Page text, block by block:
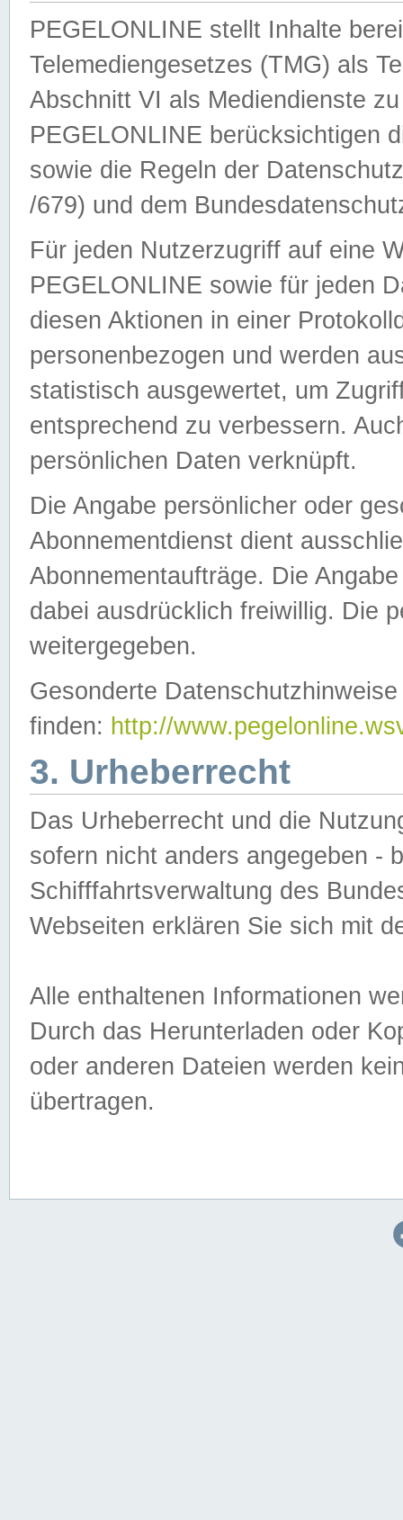
PEGELONLINE stellt Inhalte
Telemediengesetzes (TMG) als
Abschnitt VI als Mediendienste
PEGELONLINE berücksichtigen
sowie die Regeln der
/679) und dem
Für jeden Nutzerzugriff auf eine
PEGELONLINE sowie für jeden
diesen Aktionen in einer
personenbezogen und werden
statistisch ausgewertet, um
entsprechend zu verbessern.
persönlichen Daten verknüpft.
Die Angabe persönlicher oder
Abonnementdienst dient
Abonnementaufträge. Die
dabei ausdrücklich freiwillig. Die
weitergegeben.
Gesonderte
finden: http://
3. Urheberrecht
Das Urheberrecht und die
sofern nicht anders angegeben -
Schifffahrtsverwaltung des
Webseiten erklären Sie sich mit
Alle enthaltenen Informationen
Durch das Herunterladen oder
oder anderen Dateien werden
übertragen.